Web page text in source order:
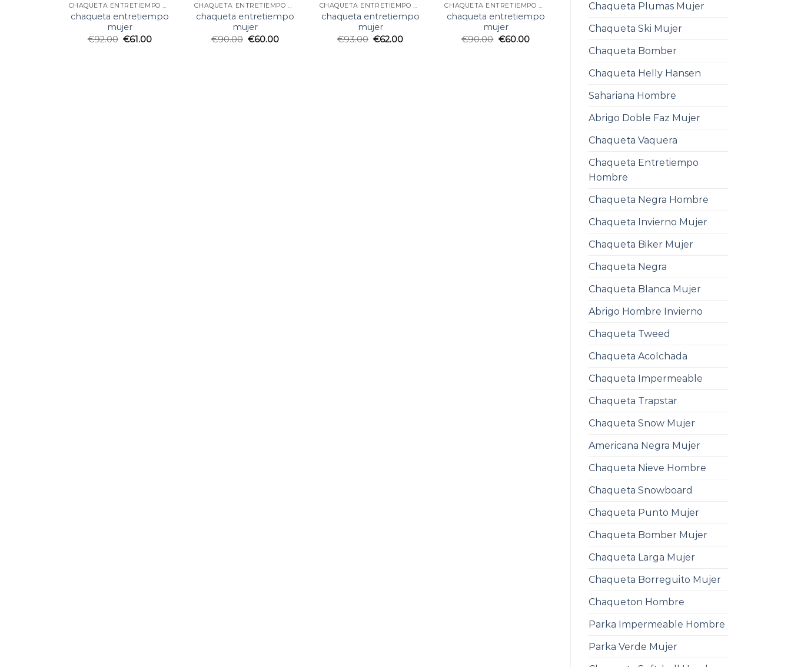
Chaqueta Plumas Mujer
Chaqueta Ski Mujer
Chaqueta Bomber
Chaqueta Helly Hansen
Sahariana Hombre
Abrigo Doble Faz Mujer
Chaqueta Vaquera
Chaqueta Entretiempo
Hombre
Chaqueta Negra Hombre
Chaqueta Invierno Mujer
Chaqueta Biker Mujer
Chaqueta Negra
Chaqueta Blanca Mujer
Abrigo Hombre Invierno
Chaqueta Tweed
Chaqueta Acolchada
Chaqueta Impermeable
Chaqueta Trapstar
Chaqueta Snow Mujer
Americana Negra Mujer
Chaqueta Nieve Hombre
Chaqueta Snowboard
Chaqueta Punto Mujer
Chaqueta Bomber Mujer
Chaqueta Larga Mujer
Chaqueta Borreguito Mujer
Chaqueton Hombre
Parka Impermeable Hombre
Parka Verde Mujer
CHAQUETA ENTRETIEMPO MUJER
chaqueta entretiempo
mujer
€92.00 €61.00
CHAQUETA ENTRETIEMPO MUJER
chaqueta entretiempo
mujer
€90.00 €60.00
CHAQUETA ENTRETIEMPO MUJER
chaqueta entretiempo
mujer
€93.00 €62.00
CHAQUETA ENTRETIEMPO MUJER
chaqueta entretiempo
mujer
€90.00 €60.00